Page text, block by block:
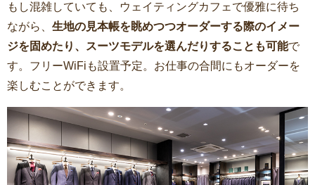
もし混雑していても、ウェイティングカフェで優雅に待ち
ながら、 生地の見本帳を眺めつつオーダーする際のイメー
ジを固めたり、スーツモデルを選んだりすることも可能で
す。フリーWiFiも設置予定。お仕事の合間にもオーダーを
楽しむことができます。